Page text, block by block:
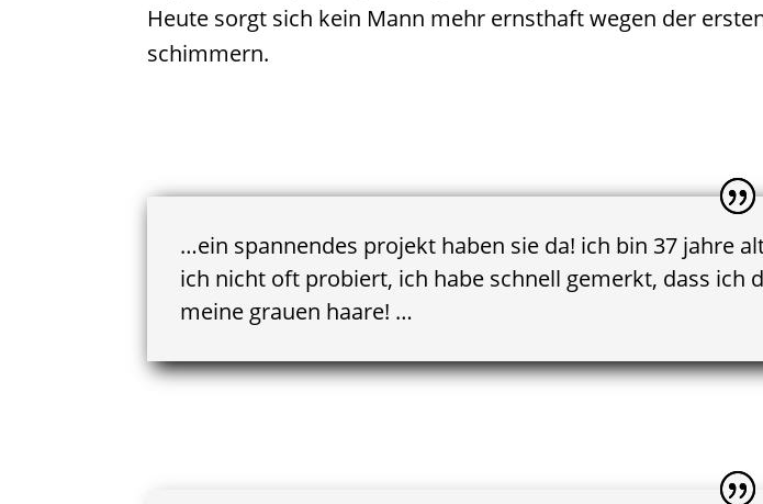
Heute sorgt sich kein Mann mehr ernsthaft wegen der
schimmern.
…ein spannendes projekt haben sie da! ich bin 37 jahre
ich nicht oft probiert, ich habe schnell gemerkt, dass ich
meine grauen haare! …